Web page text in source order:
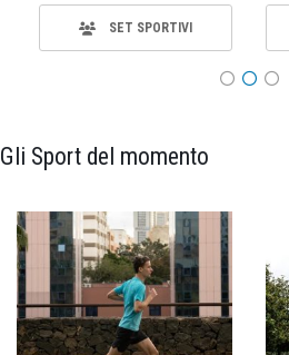
SET SPORTIVI
Gli Sport del momento